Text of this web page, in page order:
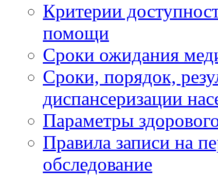
Критерии
помощи
Сроки ожидания
Сроки, порядок,
диспансеризации
Параметры
Правила записи на
обследование